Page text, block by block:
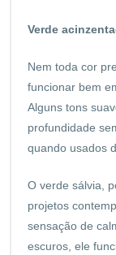
Verde
Nem toda cor
funcionar bem
Alguns tons
profundidade
quando usados
O verde sálvia,
projetos
sensação de
escuros, ele